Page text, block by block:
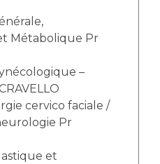
Métabolique Pr
–
cervico faciale /
Pr
et